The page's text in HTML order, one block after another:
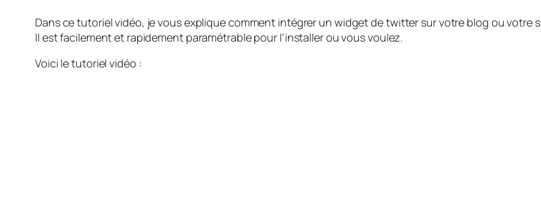
Dans ce tutoriel vidéo, je vous explique comment intégrer un widget de twitter sur votre blog ou votre
Il est facilement et rapidement paramétrable pour l’installer ou vous voulez.
Voici le tutoriel vidéo :